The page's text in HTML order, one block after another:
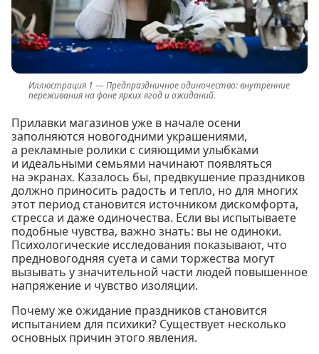
Предпраздничное одиночество: внутренние
переживания на фоне ярких ягод и ожиданий.
Прилавки магазинов уже в начале осени
заполняются новогодними украшениями,
а рекламные ролики с сияющими улыбками
и идеальными семьями начинают появляться
на экранах. Казалось бы, предвкушение праздников
должно приносить радость и тепло, но для многих
этот период становится источником дискомфорта,
стресса и даже одиночества. Если вы испытываете
подобные чувства, важно знать: вы не одиноки.
Психологические исследования показывают, что
предновогодняя суета и сами торжества могут
вызывать у значительной части людей повышенное
напряжение и чувство изоляции.
Почему же ожидание праздников становится
испытанием для психики? Существует несколько
основных причин этого явления.